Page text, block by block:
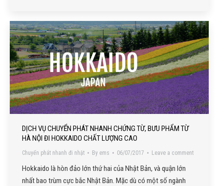
DỊCH VỤ CHUYỂN PHÁT NHANH CHỨNG TỪ, BƯU PHẨM TỪ
HÀ NỘI ĐI HOKKAIDO CHẤT LƯỢNG CAO
Chuyển phát nhanh đi nhật By ems 06/07/2017 Leave a comment
Hokkaido là hòn đảo lớn thứ hai của Nhật Bản, và quận lớn
nhất bao trùm cực bắc Nhật Bản. Mặc dù có một số ngành